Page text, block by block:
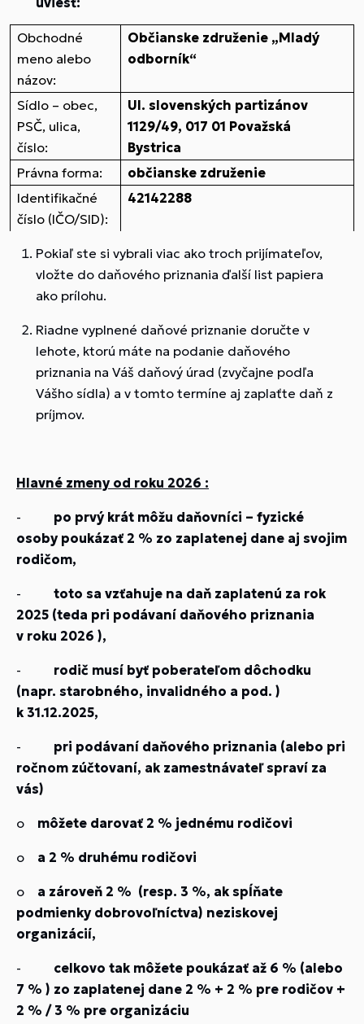
Obchodné
meno alebo
názov:
Občianske združenie „Mladý
odborník“
Sídlo – obec,
PSČ, ulica,
číslo:
Ul. slovenských partizánov
1129/49, 017 01 Považská
Bystrica
Právna forma:
občianske združenie
Identifikačné
číslo (IČO/SID):
42142288
Pokiaľ ste si vybrali viac ako troch prijímateľov,
vložte do daňového priznania ďalší list papiera
ako prílohu.
Riadne vyplnené daňové priznanie doručte v
lehote, ktorú máte na podanie daňového
priznania na Váš daňový úrad (zvyčajne podľa
Vášho sídla) a v tomto termíne aj zaplaťte daň z
príjmov.
Hlavné zmeny od roku 2026 :
- po prvý krát môžu daňovníci – fyzické
osoby poukázať 2 % zo zaplatenej dane aj svojim
rodičom,
- toto sa vzťahuje na daň zaplatenú za rok
2025 (teda pri podávaní daňového priznania
v roku 2026 ),
- rodič musí byť poberateľom dôchodku
(napr. starobného, invalidného a pod. )
k 31.12.2025,
- pri podávaní daňového priznania (alebo pri
ročnom zúčtovaní, ak zamestnávateľ spraví za
vás)
o môžete darovať 2 % jednému rodičovi
o a 2 % druhému rodičovi
o a zároveň 2 % (resp. 3 %, ak spĺňate
podmienky dobrovoľníctva) neziskovej
organizácií,
- celkovo tak môžete poukázať až 6 % (alebo
7 % ) zo zaplatenej dane 2 % + 2 % pre rodičov +
2 % / 3 % pre organizáciu